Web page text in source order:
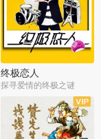
终极恋人
探寻爱情的终极之谜